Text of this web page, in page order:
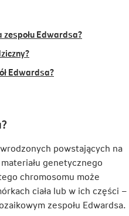
Edwardsa?
Edwardsa?
powstających na
genetycznego
chromosomu może
ciała lub w ich części –
zespołu Edwardsa.